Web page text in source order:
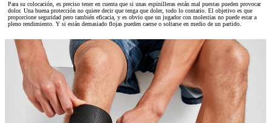
Para su colocación, es preciso tener en cuenta que si unas espinilleras están mal puestas pueden provocar
dolor. Una buena protección no quiere decir que tenga que doler, todo lo contario. El objetivo es que
proporcione seguridad pero también eficacia, y es obvio que un jugador con molestias no puede estar a
pleno rendimiento. Y si están demasiado flojas pueden caerse o soltarse en medio de un partido.